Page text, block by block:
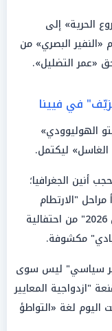
الحرية» إلى
البصري» من
«عمر التضليل».
في فيينا
الهوليوودي»
الغاسل» ليكتمل.
أنين الجغرافيا؛
"الارتطام
بالواقع"، بعد أن تحوّلت مسابقة "يوروفيجن 2026" من احتفالية
مكشوفة.
سياسي" ليس سوى
"ازدواجية المعايير
لغة «التواطؤ